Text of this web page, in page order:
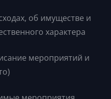
об имуществе и
характера
мероприятий и